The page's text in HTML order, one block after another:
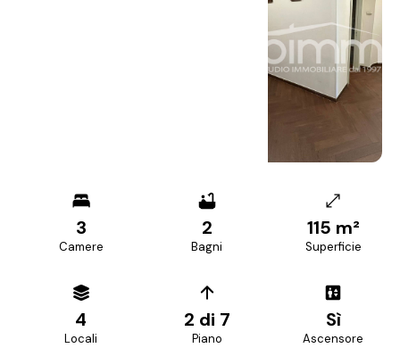
3
Camere
2
Bagni
115 m²
Superficie
4
Locali
2 di 7
Piano
Sì
Ascensore